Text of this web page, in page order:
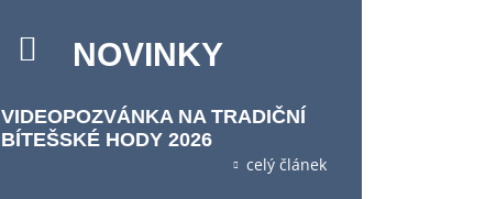
NOVINKY
VIDEOPOZVÁNKA NA TRADIČNÍ
BÍTEŠSKÉ HODY 2026
celý článek